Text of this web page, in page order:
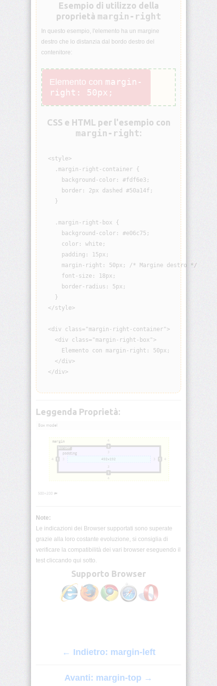
animation-
fill-
mode
animation-
iteration-
count
animation-
name
animation-
play-
state
animation-
timing-
function
aspect-
ratio
backdrop-
filter
backface-
visibility
background
background-
attachment
background-
blend-
mode
background-
clip
color
background-
background-
background-
background-
Esempio di utilizzo della
proprietà margin-right
In questo esempio, l'elemento ha un margine
destro che lo distanzia dal bordo destro del
contenitore:
Elemento con margin-
right: 50px;
CSS e HTML per l'esempio con
margin-right:
  <style>
    .margin-right-container {
      background-color: #fdf6e3;
      border: 2px dashed #50a14f;
    }
    .margin-right-box {
      background-color: #e06c75;
      color: white;
      padding: 15px;
      margin-right: 50px; /* Margine destro */
      font-size: 18px;
      border-radius: 5px;
    }
  </style>
  <div class="margin-right-container">
    <div class="margin-right-box">
      Elemento con margin-right: 50px;
    </div>
  </div>
Leggenda Proprietà:
Note:
Le indicazioni dei Browser supportati sono superate
grazie alla loro costante evoluzione, si consiglia di
verificare la compatibilità dei vari browser eseguendo il
test cliccando qui sotto.
Supporto Browser
← Indietro: margin-left
Avanti: margin-top →